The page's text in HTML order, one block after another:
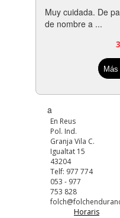
Muy cuidada. De
de nombre a ...
a
En Reus
Pol. Ind.
Granja Vila C.
Igualtat 15
43204
Telf: 977 774
053 - 977
753 828
Horaris